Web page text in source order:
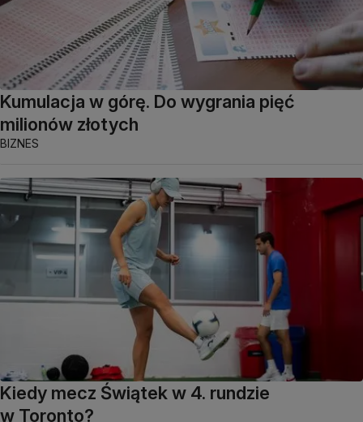
Kumulacja w górę. Do wygrania pięć
milionów złotych
BIZNES
Kiedy mecz Świątek w 4. rundzie
w Toronto?